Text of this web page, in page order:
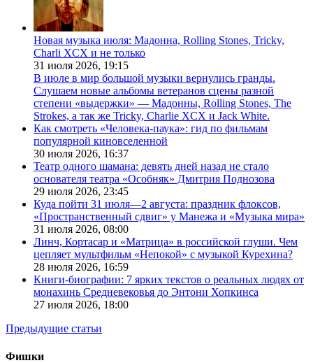
Новая музыка июля: Мадонна, Rolling Stones, Tricky,
Charli XCX и не только
31 июля 2026, 19:15
В июле в мир большой музыки вернулись гранды.
Слушаем новые альбомы ветеранов сцены разной
степени «выдержки» — Мадонны, Rolling Stones, The
Strokes, а так же Tricky, Charlie XCX и Jack White.
Как смотреть «Человека-паука»: гид по фильмам
популярной киновселенной
30 июля 2026, 16:37
Театр одного шамана: девять дней назад не стало
основателя театра «Особняк» Дмитрия Поднозова
29 июля 2026, 23:45
Куда пойти 31 июля—2 августа: праздник флоксов,
«Пространственный сдвиг» у Манежа и «Музыка мира»
31 июля 2026, 08:00
Линч, Кортасар и «Матрица» в российской глуши. Чем
цепляет мультфильм «Непокой» с музыкой Курехина?
28 июля 2026, 16:59
Книги-биографии: 7 ярких текстов о реальных людях от
монахинь Средневековья до Энтони Хопкинса
27 июля 2026, 18:00
Предыдущие статьи
Фишки